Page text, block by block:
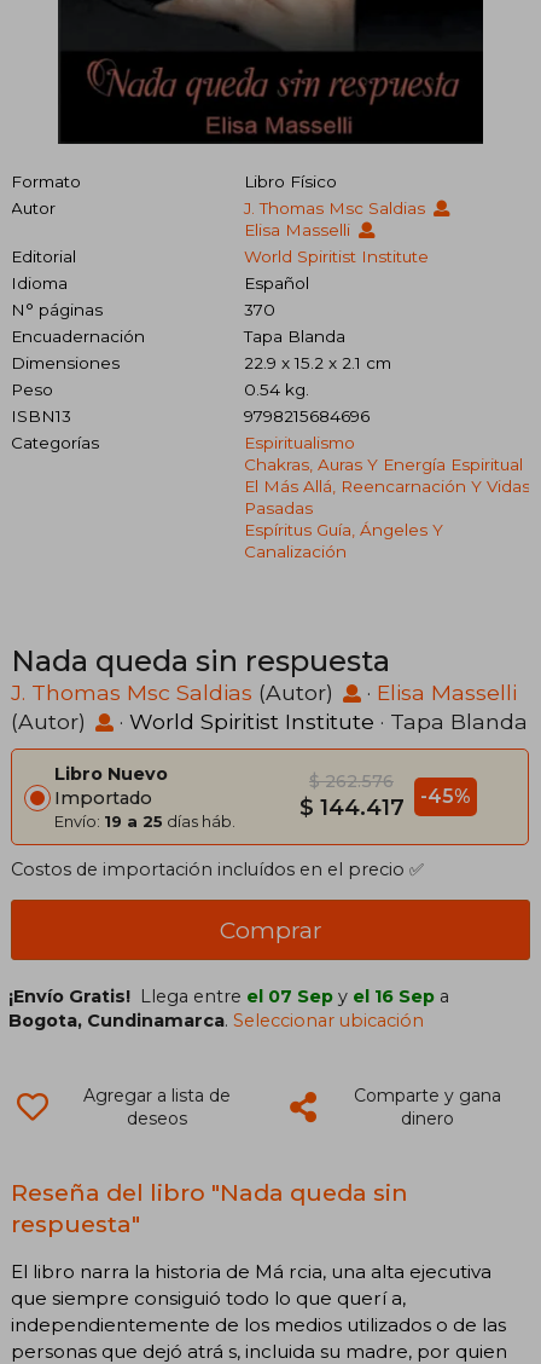
Formato
Libro Físico
Autor
J. Thomas Msc Saldias
Elisa Masselli
Editorial
World Spiritist Institute
Idioma
Español
N° páginas
370
Encuadernación
Tapa Blanda
Dimensiones
22.9 x 15.2 x 2.1 cm
Peso
0.54 kg.
ISBN13
9798215684696
Categorías
Espiritualismo
Chakras, Auras Y Energía Espiritual
El Más Allá, Reencarnación Y Vidas
Pasadas
Espíritus Guía, Ángeles Y
Canalización
Nada queda sin respuesta
J. Thomas Msc Saldias (Autor) · Elisa Masselli
(Autor)
· World Spiritist Institute · Tapa Blanda
Libro Nuevo
Importado
Envío: 19 a 25 días háb.
$ 262.576
$ 144.417 -45%
Costos de importación incluídos en el precio ✅
Comprar
¡Envío Gratis! Llega entre el 07 Sep y el 16 Sep a
Bogota, Cundinamarca.Seleccionar ubicación
Agregar a lista de
deseos
Comparte y gana
dinero
Reseña del libro "Nada queda sin
respuesta"
El libro narra la historia de Má rcia, una alta ejecutiva
que siempre consiguió todo lo que querí a,
independientemente de los medios utilizados o de las
personas que dejó atrá s, incluida su madre, por quien